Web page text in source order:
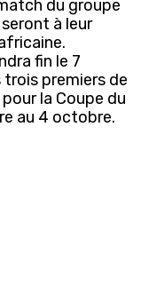
du groupe
à leur
fin le 7
premiers de
la Coupe du
au 4 octobre.